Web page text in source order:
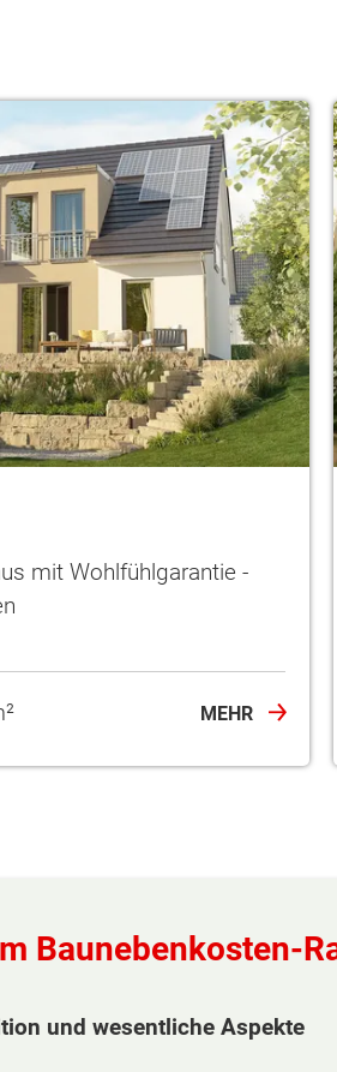
mit Wohlfühlgarantie -
MEHR
Baunebenkosten-
und wesentliche Aspekte